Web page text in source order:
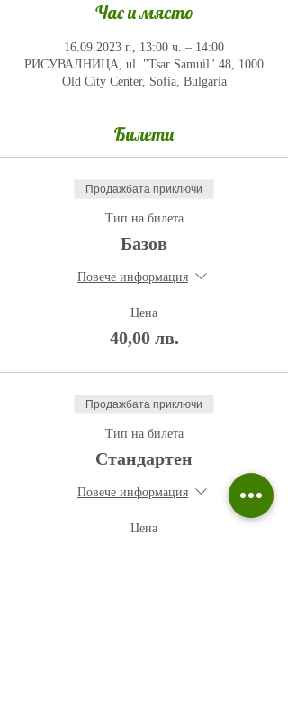
Час и място
16.09.2023 г., 13:00 ч. – 14:00
РИСУВАЛНИЦА, ul. "Tsar Samuil" 48, 1000
Old City Center, Sofia, Bulgaria
Билети
Продажбата приключи
Тип на билета
Базов
Повече информация
Цена
40,00 лв.
Продажбата приключи
Тип на билета
Стандартен
Повече информация
Цена